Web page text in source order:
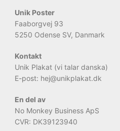
Unik Poster
Faaborgvej 93
5250 Odense SV, Danmark
Kontakt
Unik Plakat (vi talar danska)
E-post: hej@unikplakat.dk
En del av
No Monkey Business ApS
CVR: DK39123940